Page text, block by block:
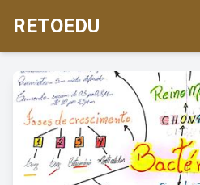
RETOEDU